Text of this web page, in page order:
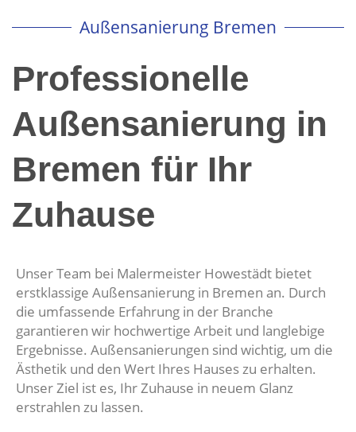
Außensanierung Bremen
Professionelle
Außensanierung in
Bremen für Ihr
Zuhause
Unser Team bei Malermeister Howestädt bietet
erstklassige Außensanierung in Bremen an. Durch
die umfassende Erfahrung in der Branche
garantieren wir hochwertige Arbeit und langlebige
Ergebnisse. Außensanierungen sind wichtig, um die
Ästhetik und den Wert Ihres Hauses zu erhalten.
Unser Ziel ist es, Ihr Zuhause in neuem Glanz
erstrahlen zu lassen.